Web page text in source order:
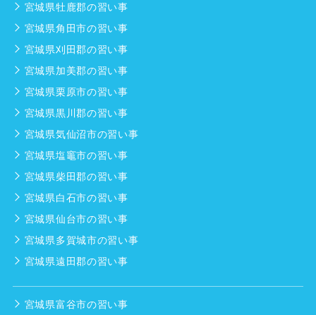
宮城県牡鹿郡の習い事
宮城県角田市の習い事
宮城県刈田郡の習い事
宮城県加美郡の習い事
宮城県栗原市の習い事
宮城県黒川郡の習い事
宮城県気仙沼市の習い事
宮城県塩竈市の習い事
宮城県柴田郡の習い事
宮城県白石市の習い事
宮城県仙台市の習い事
宮城県多賀城市の習い事
宮城県遠田郡の習い事
宮城県富谷市の習い事